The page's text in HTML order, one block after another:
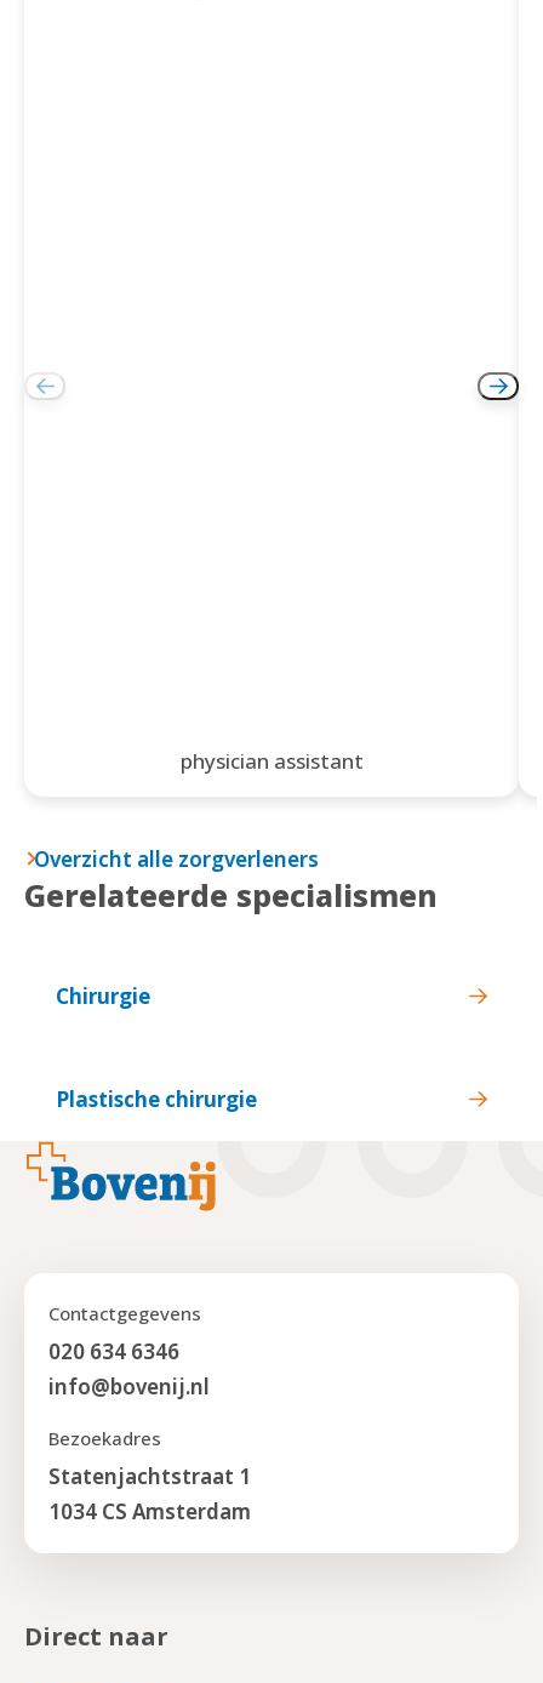
physician assistant
Overzicht alle zorgverleners
Gerelateerde specialismen
Chirurgie
Plastische chirurgie
Footer
Contactgegevens
020 634 6346
info@bovenij.nl
Bezoekadres
Statenjachtstraat 1
1034 CS Amsterdam
Direct naar